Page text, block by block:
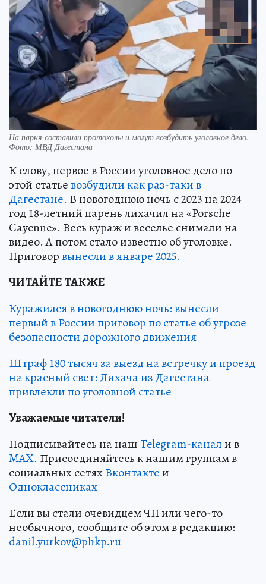
На парня составили протоколы и могут возбудить уголовное дело.
Фото: МВД Дагестана
К слову, первое в России уголовное дело по
этой статьевозбудили как раз-таки в
Дагестане. В новогоднюю ночь с 2023 на 2024
год 18-летний парень лихачил на «Porsche
Cayenne». Весь кураж и веселье снимали на
видео. А потом стало известно об уголовке.
Приговорвынесли в январе 2025.
ЧИТАЙТЕ ТАКЖЕ
Куражился в новогоднюю ночь: вынесли
первый в России приговор по статье об угрозе
безопасности дорожного движения
Штраф 180 тысяч за выезд на встречку и проезд
на красный свет: Лихача из Дагестана
привлекли по уголовной статье
Уважаемые читатели!
Подписывайтесь на нашTelegram-канали в
MAX. Присоединяйтесь к нашим группам в
социальных сетяхВконтактеи
Одноклассниках
Если вы стали очевидцем ЧП или чего-то
необычного, сообщите об этом в редакцию:
danil.yurkov@phkp.ru